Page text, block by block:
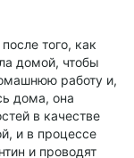
того, как
домой, чтобы
работу и,
дома, она
в качестве
и в процессе
и проводят